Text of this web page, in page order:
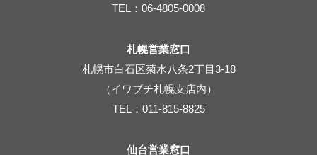
TEL：06-4805-0008
札幌営業窓口
札幌市白石区菊水八条2丁目3-18
（イワブチ札幌支店内）
TEL：011-815-8825
仙台営業窓口